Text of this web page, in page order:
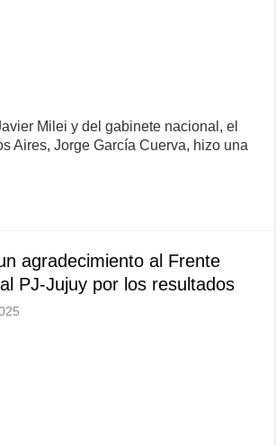
Milei y del gabinete nacional, el
Aires, Jorge García Cuerva, hizo una
agradecimiento al Frente
PJ-Jujuy por los resultados